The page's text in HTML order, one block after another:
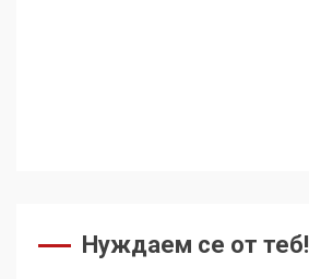
Нуждаем се от теб!